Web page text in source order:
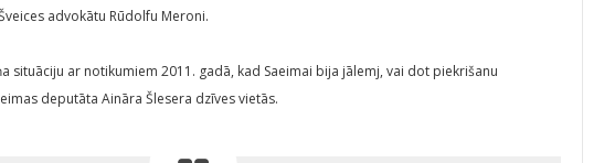
advokātu Rūdolfu Meroni.
situāciju ar notikumiem 2011. gadā, kad Saeimai bija jālemj, vai dot piekrišanu
deputāta Aināra Šlesera dzīves vietās.